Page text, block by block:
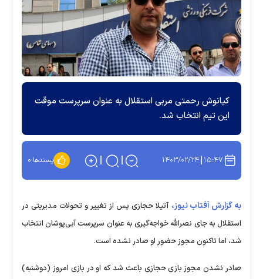
کیانوش رحمتی مربی استقلال به عنوان سرپرست موقت
این تیم انتخاب شد.
۱۵:۴۷ ۱۴۰۳/۰۲/۲۴ پسندها:۰
به گزارش آفتاب نیوز، آتیلا حجازی پس از تغییر و تحولات مدیریتی در
استقلال به جای نصرالله خواجه‌گیری به عنوان سرپرست آبی‌پوشان انتخاب
شد، اما تاکنون مجوز حضور او صادر نشده است.
صادر نشدن مجوز بازی حجازی باعث شد که او در بازی امروز (دوشنبه)